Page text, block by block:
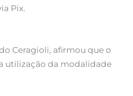
Pix.
Ceragioli, afirmou que o
utilização da modalidade